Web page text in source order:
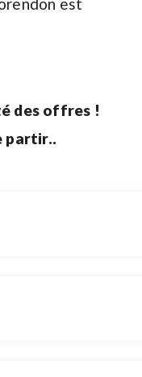
des offres !
partir..